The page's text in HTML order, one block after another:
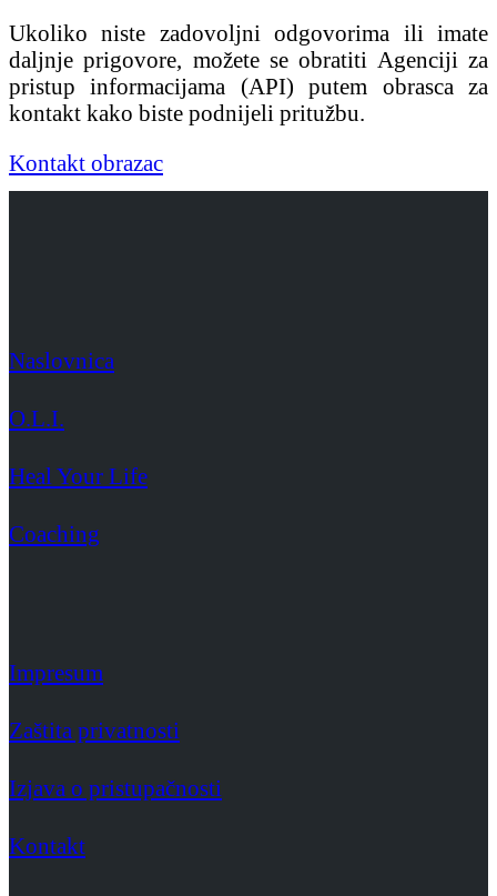
Ukoliko niste zadovoljni odgovorima ili imate
daljnje prigovore, možete se obratiti Agenciji za
pristup informacijama (API) putem obrasca za
kontakt kako biste podnijeli pritužbu.
Kontakt obrazac
Naslovnica
O.L.I.
Heal Your Life
Coaching
Impresum
Zaštita privatnosti
Izjava o pristupačnosti
Kontakt